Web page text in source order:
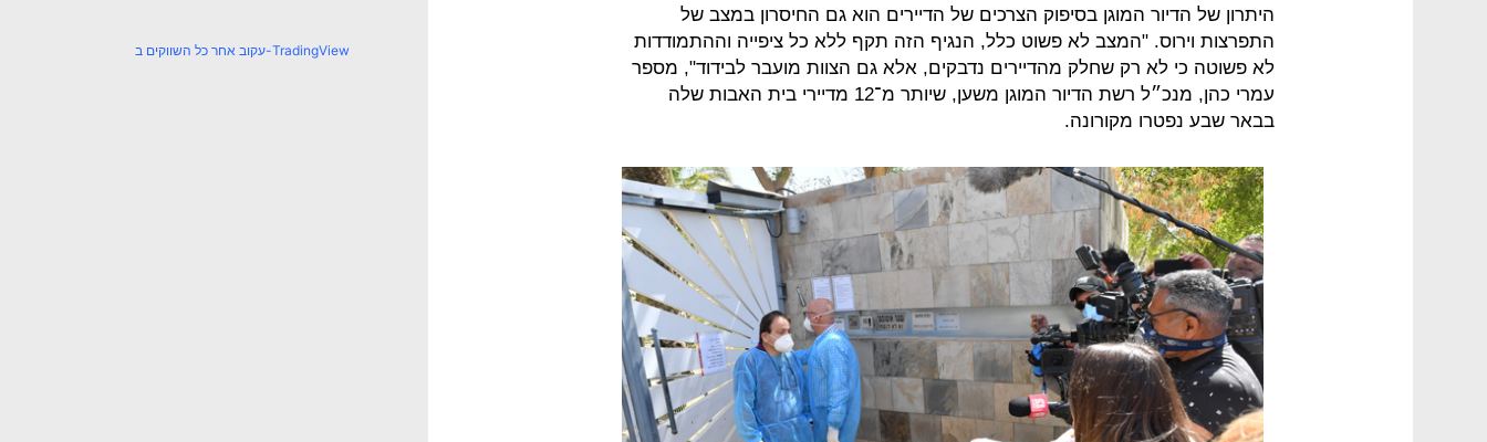
היתרון של הדיור המוגן בסיפוק הצרכים של הדיירים הוא גם החיסרון במצב של
התפרצות וירוס. "המצב לא פשוט כלל, הנגיף הזה תקף ללא כל ציפייה וההתמודדות
לא פשוטה כי לא רק שחלק מהדיירים נדבקים, אלא גם הצוות מועבר לבידוד", מספר
עמרי כהן, מנכ״ל רשת הדיור המוגן משען, שיותר מ־12 מדיירי בית האבות שלה
בבאר שבע נפטרו מקורונה.
עקוב אחר כל השווקים ב-TradingView